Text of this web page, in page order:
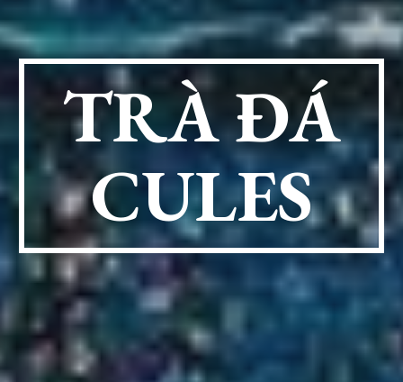
TRÀ ĐÁ
CULES